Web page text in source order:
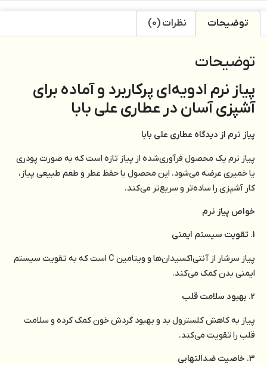
توضیحات نظرات (0)
توضیحات
پیاز نرم ادویه‌ای پرکاربرد و آماده برای
آشپزی آسان در عطاری علی بابا
پیاز نرم از دیدگاه عطاری علی بابا
پیاز نرم یک محصول فرآوری‌شده از پیاز تازه است که به صورت پودری
یا خمیری عرضه می‌شود. این محصول با حفظ عطر و طعم طبیعی پیاز،
کار آشپزی را ساده‌تر و سریع‌تر می‌کند.
خواص پیاز نرم
1. تقویت سیستم ایمنی
پیاز سرشار از آنتی‌اکسیدان‌ها و ویتامین C است که به تقویت سیستم
ایمنی بدن کمک می‌کند.
2. بهبود سلامت قلب
پیاز به کاهش کلسترول بد و بهبود گردش خون کمک کرده و سلامت
قلب را تقویت می‌کند.
3. خاصیت ضدالتهابی